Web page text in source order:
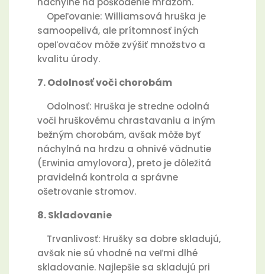
Opeľovanie: Williamsová hruška je
samoopelivá, ale prítomnosť iných
opeľovačov môže zvýšiť množstvo a
kvalitu úrody.
7. Odolnosť voči chorobám
Odolnosť: Hruška je stredne odolná
voči hruškovému chrastavaniu a iným
bežným chorobám, avšak môže byť
náchylná na hrdzu a ohnivé vädnutie
(Erwinia amylovora), preto je dôležitá
pravidelná kontrola a správne
ošetrovanie stromov.
8. Skladovanie
Trvanlivosť: Hrušky sa dobre skladujú,
avšak nie sú vhodné na veľmi dlhé
skladovanie. Najlepšie sa skladujú pri